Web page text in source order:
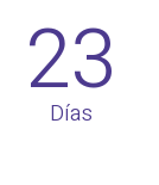
23
Días